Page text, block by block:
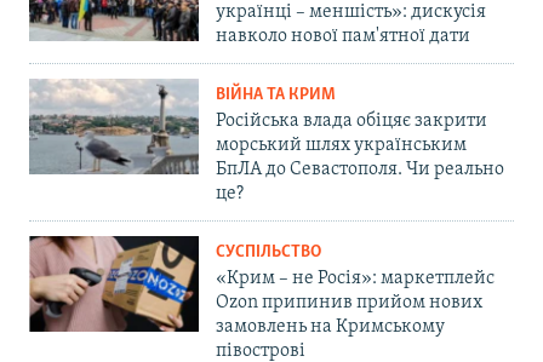
українці – меншість»: дискусія
навколо нової пам'ятної дати
ВІЙНА ТА КРИМ
Російська влада обіцяє закрити
морський шлях українським
БпЛА до Севастополя. Чи реально
це?
СУСПІЛЬСТВО
«Крим – не Росія»: маркетплейс
Ozon припинив прийом нових
замовлень на Кримському
півострові